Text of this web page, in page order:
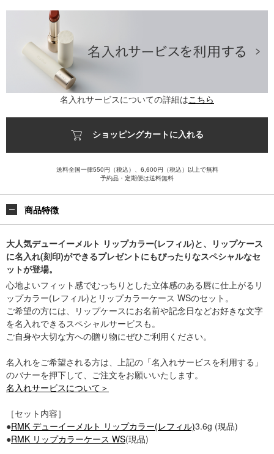
名入れサービスについての詳細はこちら
ショッピングカートに入れる
送料全国一律550円（税込）、6,600円（税込）以上で無料
予約品・定期便は送料無料
商品特徴
大人気デューイーメルト リップカラー(レフィル)と、リップケース
に名入れ(刻印)ができるプレゼントにもぴったりなスペシャルなセ
ットが登場。
心地よいフィット感でむっちりとした立体感のある唇に仕上がるリ
ップカラー(レフィル)とリップカラーケース WSのセット。
ご希望の方には、リップケースにお名前や記念日などお好きな文字
を名入れできるスペシャルサービスも。
ご自身や大切な方への贈り物にぜひご利用ください。
名入れをご希望される方は、上記の「名入れサービスを利用する」
のバナーを押下して、ご注文をお願いいたします。
名入れサービスについて＞
［セット内容］
●RMK デューイーメルト リップカラー(レフィル)3.6g (現品)
●RMK リップカラーケース WS(現品)